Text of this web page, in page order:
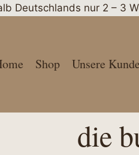
Deutschlands nur 2 – 3
Shop Unsere
die